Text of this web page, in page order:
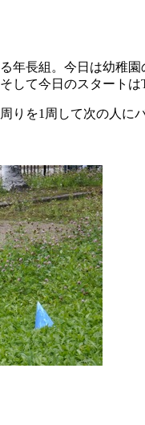
年長組。今日は幼稚
して今日のスタート
りを1周して次の人に